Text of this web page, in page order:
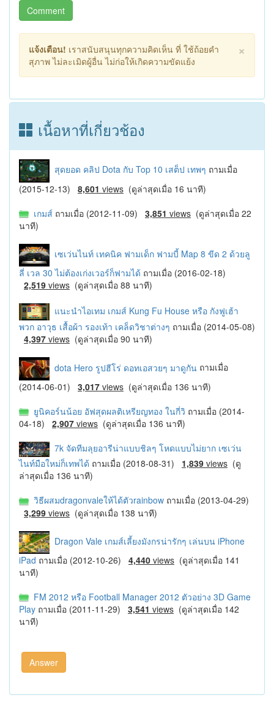
Comment
×
แจ้งเตือน! เราสนับสนุนทุกความคิดเห็น ที่ ใช้ถ้อยคำ
สุภาพ ไม่ละเมิดผู้อื่น ไม่ก่อให้เกิดความขัดแย้ง
เนื้อหาที่เกี่ยวช้อง
สุดยอด คลิป Dota กับ Top 10 เสต็ป เทพๆ ถามเมื่อ
(2015-12-13) 8,601 views (ดูล่าสุดเมื่อ 16 นาที)
เกมส์ ถามเมื่อ (2012-11-09) 3,851 views (ดูล่าสุดเมื่อ 22
นาที)
เซเว่นไนท์ เทคนิค ฟามเด็ก ฟามบี้ Map 8 ขีด 2 ด้วยลู
ลี่ เวล 30 ไม่ต้องเก่งเวอร์ก็ฟามได้ ถามเมื่อ (2016-02-18)
2,519 views (ดูล่าสุดเมื่อ 88 นาที)
แนะนำไอเทม เกมส์ Kung Fu House หรือ กังฟูเฮ้า
พวก อาวุธ เสื้อผ้า รองเท้า เคล็ดวิชาต่างๆ ถามเมื่อ (2014-05-08)
4,397 views (ดูล่าสุดเมื่อ 90 นาที)
dota Hero รูปฮีโร่ ดอทเอสวยๆ มาดูกัน ถามเมื่อ
(2014-06-01) 3,017 views (ดูล่าสุดเมื่อ 136 นาที)
ยูนิคอร์นน้อย อัฟสุดผลติเหรียญทอง ในกี่วิ ถามเมื่อ (2014-
04-18) 2,907 views (ดูล่าสุดเมื่อ 136 นาที)
7k จัดทีมลุยอารีน่าแบบชิลๆ โหดแบบไม่ยาก เซเว่น
ไนท์มือใหม่ก็เทพได้ ถามเมื่อ (2018-08-31) 1,839 views (ดู
ล่าสุดเมื่อ 136 นาที)
วิธีผสมdragonvaleให้ได้ตัวrainbow ถามเมื่อ (2013-04-29)
3,299 views (ดูล่าสุดเมื่อ 138 นาที)
Dragon Vale เกมส์เลี้ยงมังกรน่ารักๆ เล่นบน iPhone
iPad ถามเมื่อ (2012-10-26) 4,440 views (ดูล่าสุดเมื่อ 141
นาที)
FM 2012 หรือ Football Manager 2012 ตัวอย่าง 3D Game
Play ถามเมื่อ (2011-11-29) 3,541 views (ดูล่าสุดเมื่อ 142
นาที)